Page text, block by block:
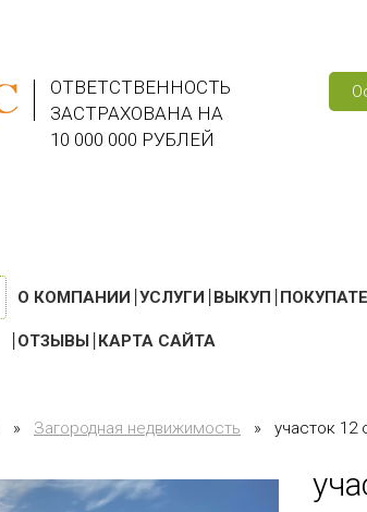
ОТВЕТСТВЕННОСТЬ
ЗАСТРАХОВАНА НА
10 000 000 РУБЛЕЙ
О КОМПАНИИ УСЛУГИ ВЫКУП
ОТЗЫВЫ КАРТА САЙТА
» Загородная недвижимость » участок 12